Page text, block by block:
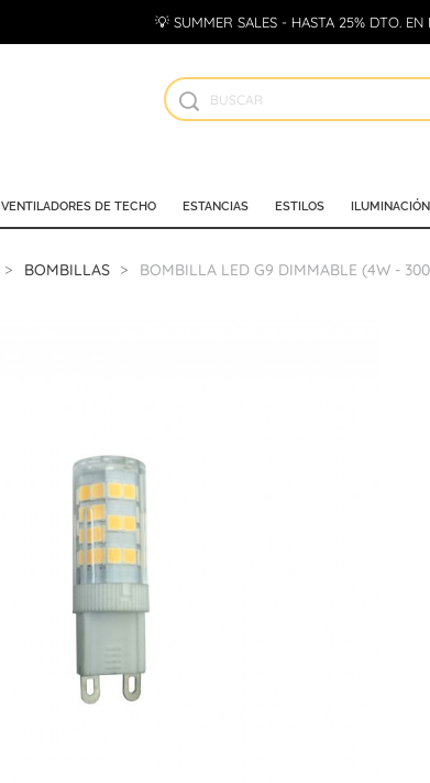
💡 SUMMER SALES - HASTA 25% DTO. EN
VENTILADORES DE TECHO ESTANCIAS ESTILOS
BOMBILLAS BOMBILLA LED G9 DIMMABLE (4W -